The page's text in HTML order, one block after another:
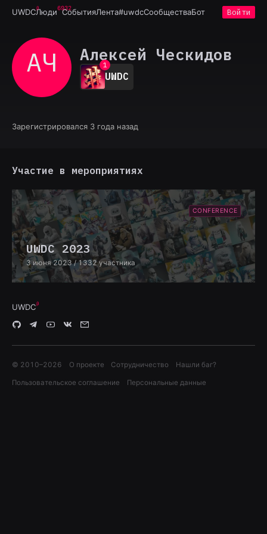
UWDCЛюди6932
СобытияЛента#uwdcСообществаБот Войти
АЧ Алексей Ческидов
0
1
2
3
6
UWDC
Зарегистрировался 3 года назад
Участие в мероприятиях
CONFERENCE
UWDC 2023
3 июня 2023 / 1332 участника
UWDC
© 2010–2026 О проекте Сотрудничество Нашли баг?
Пользовательское соглашение Персональные данные